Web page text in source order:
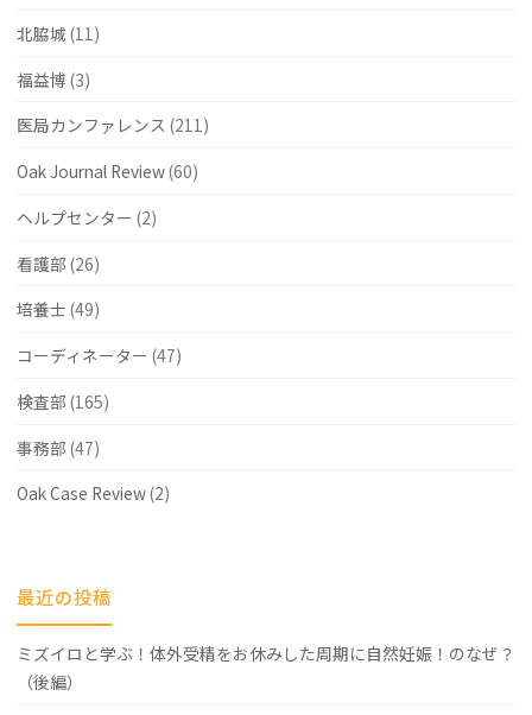
北脇城 (11)
福益博 (3)
医局カンファレンス (211)
Oak Journal Review(60)
ヘルプセンター (2)
看護部 (26)
培養士 (49)
コーディネーター (47)
検査部 (165)
事務部 (47)
Oak Case Review(2)
最近の投稿
ミズイロと学ぶ！体外受精をお休みした周期に自然妊娠！のなぜ？
（後編）